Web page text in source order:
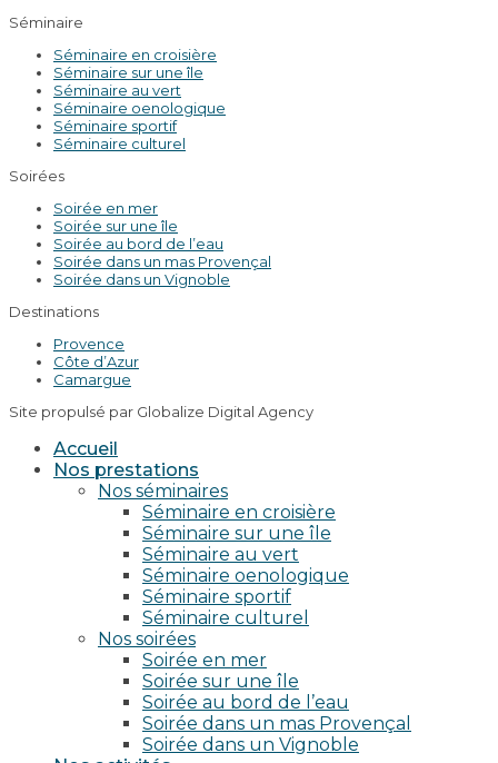
Séminaire
Séminaire en croisière
Séminaire sur une île
Séminaire au vert
Séminaire oenologique
Séminaire sportif
Séminaire culturel
Soirées
Soirée en mer
Soirée sur une île
Soirée au bord de l’eau
Soirée dans un mas Provençal
Soirée dans un Vignoble
Destinations
Provence
Côte d’Azur
Camargue
Site propulsé par Globalize Digital Agency
Accueil
Nos prestations
Nos séminaires
Séminaire en croisière
Séminaire sur une île
Séminaire au vert
Séminaire oenologique
Séminaire sportif
Séminaire culturel
Nos soirées
Soirée en mer
Soirée sur une île
Soirée au bord de l’eau
Soirée dans un mas Provençal
Soirée dans un Vignoble